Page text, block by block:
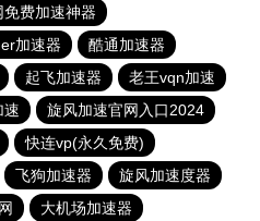
免费加速神器
加速器
酷通加速器
起飞加速器
老王vqn加速
速
旋风加速官网入口2024
快连vp(永久免费)
飞狗加速器
旋风加速度器
大机场加速器